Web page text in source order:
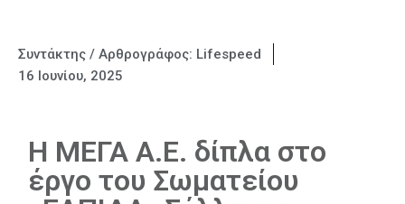
Συντάκτης / Αρθρογράφος: Lifespeed
16 Ιουνίου, 2025
Η ΜΕΓΑ Α.Ε. δίπλα στο
έργο του Σωματείου